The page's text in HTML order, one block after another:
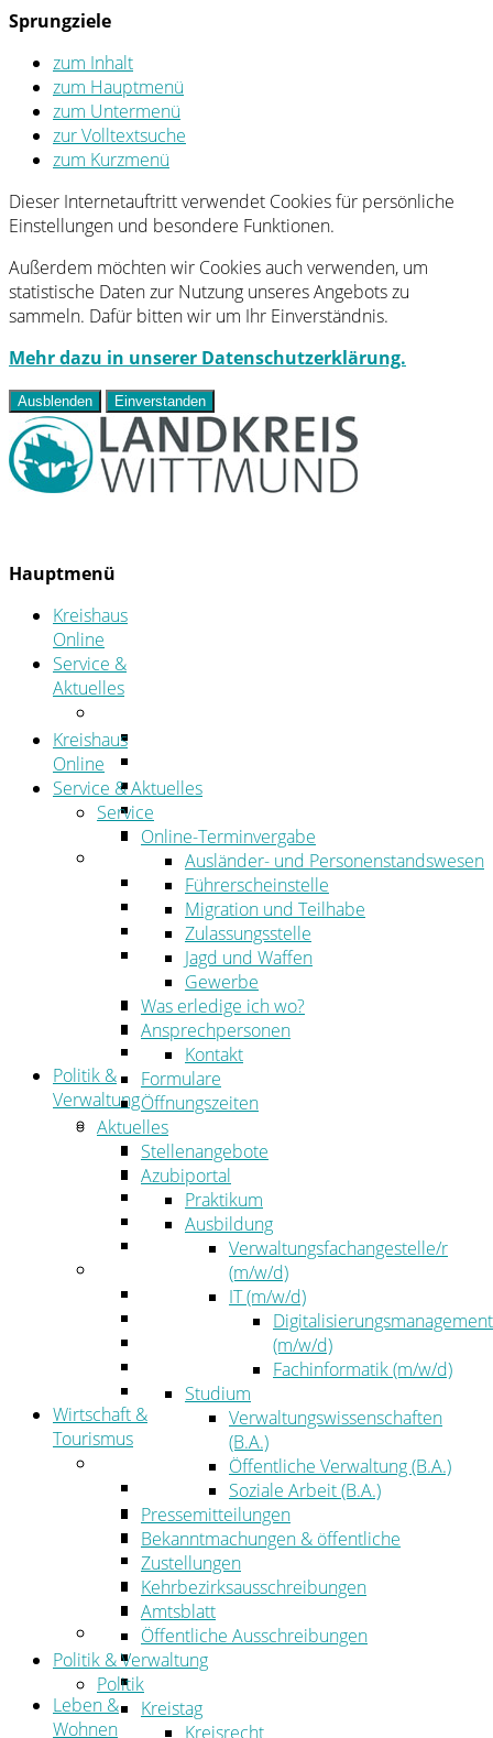
Sprungziele
zum Inhalt
zum Hauptmenü
zum Untermenü
zur Volltextsuche
zum Kurzmenü
Dieser Internetauftritt verwendet Cookies für persönliche
Einstellungen und besondere Funktionen.
Außerdem möchten wir Cookies auch verwenden, um
statistische Daten zur Nutzung unseres Angebots zu
sammeln. Dafür bitten wir um Ihr Einverständnis.
Mehr dazu in unserer Datenschutzerklärung.
Ausblenden Einverstanden
Hauptmenü
Kreishaus
Online
Service &
Aktuelles
Ansprechpersonen
Formulare
Öffnungszeiten
Aktuelles
Stellenangebote
Azubiportal
Pressemitteilungen
Bekanntmachungen & öffentliche
Zustellungen
Kehrbezirksausschreibungen
Amtsblatt
Öffentliche Ausschreibungen
Politik &
Verwaltung
Politik
Kreistag
Kreistagsinformationssystem
Bürgerinformationssystem
Wahlen
Der Landrat
Kommunalaufsicht
Zahlen, Daten, Fakten
Wirtschaft &
Tourismus
Wirtschaftsförderung
Gewerbeflächen und Unternehmen
Arbeitgeberservice
Mobilfunk & Breitband
Straßen- und Radwegebau
Landwirtschaft
Tourismus
Freizeit und Urlaub im Landkreis
Veranstaltungen
Leben &
Wohnen
Kreishaus
Online
Service & Aktuelles
Service
Online-Terminvergabe
Ausländer- und Personenstandswesen
Führerscheinstelle
Migration und Teilhabe
Zulassungsstelle
Jagd und Waffen
Gewerbe
Was erledige ich wo?
Ansprechpersonen
Kontakt
Formulare
Öffnungszeiten
Aktuelles
Stellenangebote
Azubiportal
Praktikum
Ausbildung
Verwaltungsfachangestelle/r
(m/w/d)
IT (m/w/d)
Digitalisierungsmanagement
(m/w/d)
Fachinformatik (m/w/d)
Studium
Verwaltungswissenschaften
(B.A.)
Öffentliche Verwaltung (B.A.)
Soziale Arbeit (B.A.)
Pressemitteilungen
Bekanntmachungen & öffentliche
Zustellungen
Kehrbezirksausschreibungen
Amtsblatt
Öffentliche Ausschreibungen
Politik & Verwaltung
Politik
Kreistag
Kreisrecht